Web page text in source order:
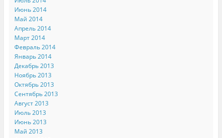
Июнь 2014
Май 2014
Апрель 2014
Март 2014
Февраль 2014
Январь 2014
Декабрь 2013
Ноябрь 2013
Октябрь 2013
Сентябрь 2013
Август 2013
Июль 2013
Июнь 2013
Май 2013